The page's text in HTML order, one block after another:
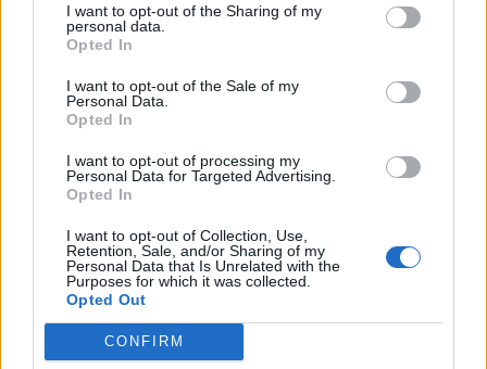
I want to opt-out of the Sharing of my
personal data.
Opted In
I want to opt-out of the Sale of my
Personal Data.
Opted In
I want to opt-out of processing my
Personal Data for Targeted Advertising.
Opted In
I want to opt-out of Collection, Use,
Retention, Sale, and/or Sharing of my
Personal Data that Is Unrelated with the
Purposes for which it was collected.
Opted Out
CONFIRM